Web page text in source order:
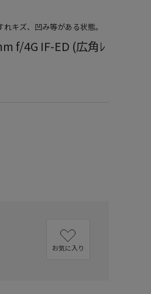
キズ、凹み等がある状態。
f/4G IF-ED (広角ﾚ
お気に入り